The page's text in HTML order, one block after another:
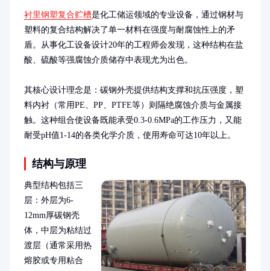
衬里钢塑复合贮槽是化工储运领域的专业设备，通过钢材与
塑料的复合结构解决了单一材料在强度与耐腐蚀性上的矛
盾。从事化工设备设计20年的工程师会发现，这种结构在盐
酸、硫酸等强腐蚀介质储存中表现尤为出色。
其核心设计理念是：碳钢外壳提供结构支撑和抗压强度，塑
料内衬（常用PE、PP、PTFE等）则隔绝腐蚀介质与金属接
触。这种组合使设备既能承受0.3-0.6MPa的工作压力，又能
耐受pH值1-14的各类化学介质，使用寿命可达10年以上。
结构与原理
典型结构包括三
层：外层为6-
12mm厚碳钢壳
体，中层为粘结过
渡层（通常采用热
熔胶或专用粘合